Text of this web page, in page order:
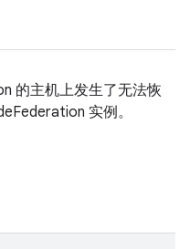
的主机上发生了无法恢
实例。